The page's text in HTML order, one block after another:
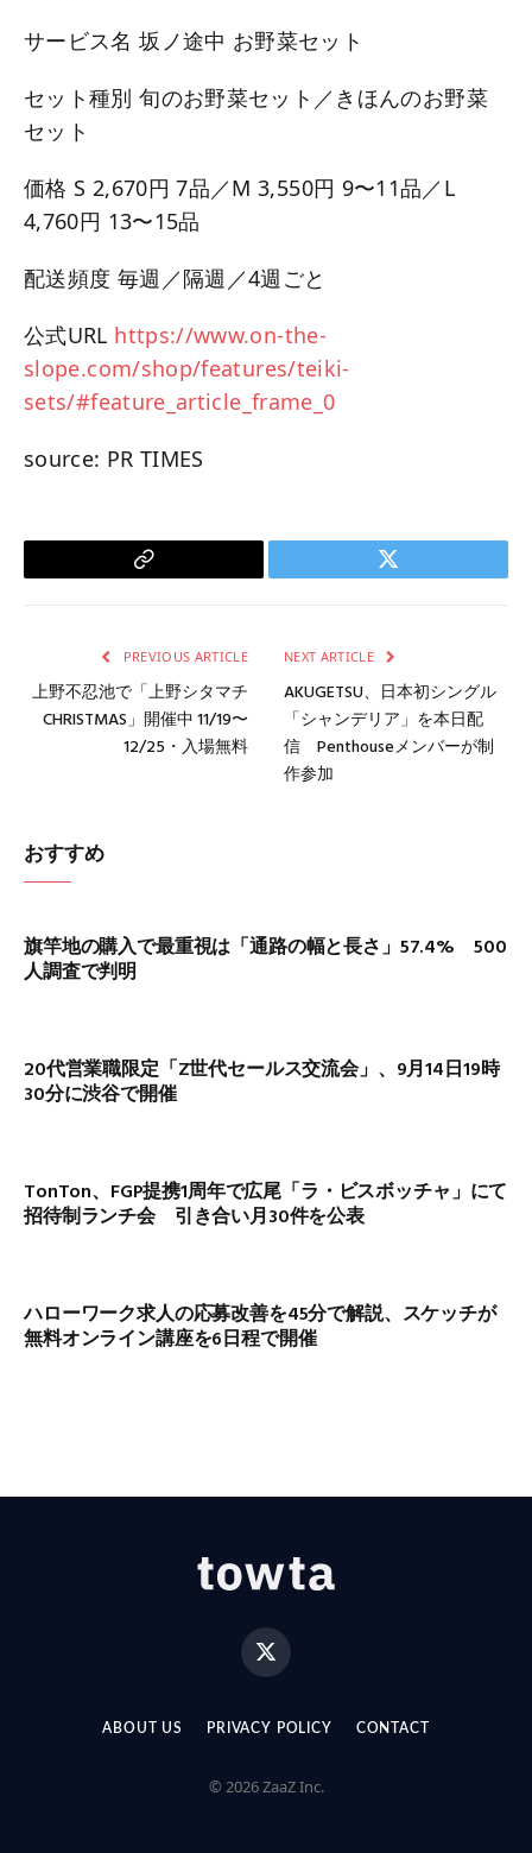
サービス名 坂ノ途中 お野菜セット
セット種別 旬のお野菜セット／きほんのお野菜
セット
価格 S 2,670円 7品／M 3,550円 9〜11品／L
4,760円 13〜15品
配送頻度 毎週／隔週／4週ごと
公式URL https://www.on-the-
slope.com/shop/features/teiki-
sets/#feature_article_frame_0
source: PR TIMES
Copy
Twitter
PREVIOUS ARTICLE
上野不忍池で「上野シタマチ
CHRISTMAS」開催中 11/19〜
12/25・入場無料
NEXT ARTICLE
AKUGETSU、日本初シングル
「シャンデリア」を本日配
信 Penthouseメンバーが制
作参加
おすすめ
旗竿地の購入で最重視は「通路の幅と長さ」57.4% 500
人調査で判明
20代営業職限定「Z世代セールス交流会」、9月14日19時
30分に渋谷で開催
TonTon、FGP提携1周年で広尾「ラ・ビスボッチャ」にて
招待制ランチ会 引き合い月30件を公表
ハローワーク求人の応募改善を45分で解説、スケッチが
無料オンライン講座を6日程で開催
X
(Twitter)
ABOUT US PRIVACY POLICY CONTACT
© 2026 ZaaZ Inc.